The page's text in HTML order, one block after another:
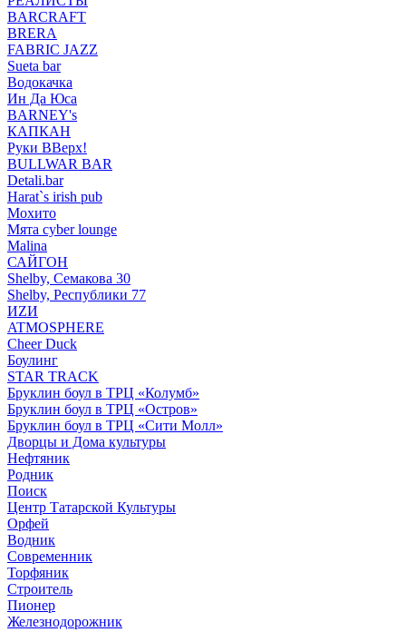
BARCRAFT
BRERA
FABRIC JAZZ
Sueta bar
Водокачка
Ин Да Юса
BARNEY's
КАПКАН
Руки ВВерх!
BULLWAR BAR
Detali.bar
Harat`s irish pub
Мохито
Мята cyber lounge
Malina
САЙГОН
Shelby, Семакова 30
Shelby, Республики 77
ИZИ
ATMOSPHERE
Cheer Duck
Боулинг
STAR TRACK
Бруклин боул в ТРЦ «Колумб»
Бруклин боул в ТРЦ «Остров»
Бруклин боул в ТРЦ «Сити Молл»
Дворцы и Дома культуры
Нефтяник
Родник
Поиск
Центр Татарской Культуры
Орфей
Водник
Современник
Торфяник
Строитель
Пионер
Железнодорожник